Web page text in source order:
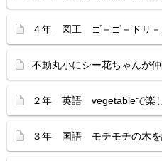
４年 図工 ゴ－ゴ－ドリ－
不動丸小にシー花ちゃんが
２年 英語 vegetableで楽
３年 国語 モチモチの木